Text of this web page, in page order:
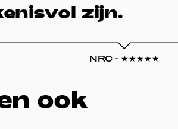
zijn.
NRC - ★★★★★
ook